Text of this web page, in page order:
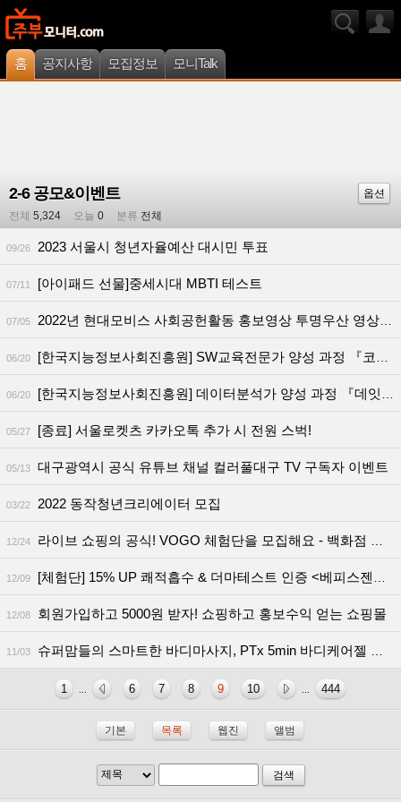
홈 공지사항 모집정보 모니Talk
2-6 공모&이벤트
옵션
전체 5,324 오늘 0 분류 전체
09/26 2023 서울시 청년자율예산 대시민 투표
07/11 [아이패드 선물]중세시대 MBTI 테스트
07/05 2022년 현대모비스 사회공헌활동 홍보영상 투명우산 영상시청&설문조사
06/20 [한국지능정보사회진흥원] SW교육전문가 양성 과정 『코듀에이스』6기모집
06/20 [한국지능정보사회진흥원] 데이터분석가 양성 과정 『데잇걸즈』6기모집
05/27 [종료] 서울로켓츠 카카오톡 추가 시 전원 스벅!
05/13 대구광역시 공식 유튜브 채널 컬러풀대구 TV 구독자 이벤트
03/22 2022 동작청년크리에이터 모집
12/24 라이브 쇼핑의 공식! VOGO 체험단을 모집 해요 - 백화점 상품권 증정
12/09 [체험단] 15% UP 쾌적흡수 & 더마테스트 인증 <베피스젠틀온>
12/08 회원가입하고 5000원 받자! 쇼핑하고 홍보수익 얻는 쇼핑몰
11/03 슈퍼맘들의 스마트한 바디마사지, PTx 5min 바디케어젤 무료 체험단
1 ... 6 7 8 9 10 ... 444
기본 목록 웹진 앨범
검색